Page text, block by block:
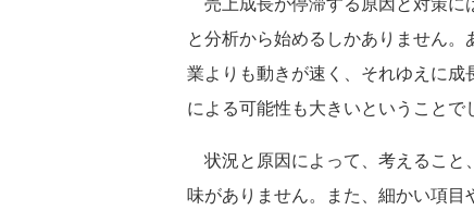
と分析から始めるしかありません
業よりも動きが速く、それゆえに
による可能性も大きいということで
状況と原因によって、考えること
味がありません。また、細かい項